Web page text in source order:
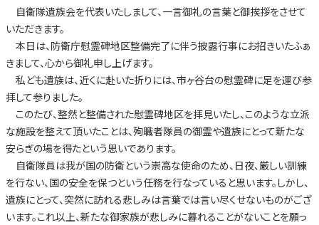
自衛隊遺族会を代表いたしまして、一言御礼の言葉と御挨拶をさせて
いただきます。
本日は、防衛庁慰霊碑地区整備完了に伴う披露行事にお招きいたふぁ
きまして、心から御礼申し上げます。
私ども遺族は、近くに赴いた折りには、市ヶ谷台の慰霊碑に足を運び参
拝して参りました。
このたび、整然と整備された慰霊碑地区を拝見いたし、このような立派
な施設を整えて頂いたことは、殉職者隊員の御霊や遺族にとって新たな
安らぎの場を得たという思いであります。
自衛隊員は我が国の防衛という崇高な使命のため、日夜、厳しい訓練
を行ない、国の安全を保つという任務を行なっていると思います。しかし、
遺族にとって、突然に訪れる悲しみは言葉では言い尽くせないものがござ
います。これ以上、新たな御家族が悲しみに暮れることがないことを願っ